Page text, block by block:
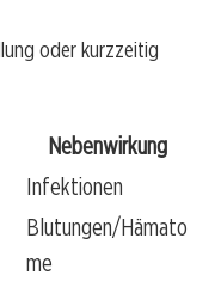
oder kurzzeitig
Nebenwirkung
Infektionen
Blutungen/Hämato
me